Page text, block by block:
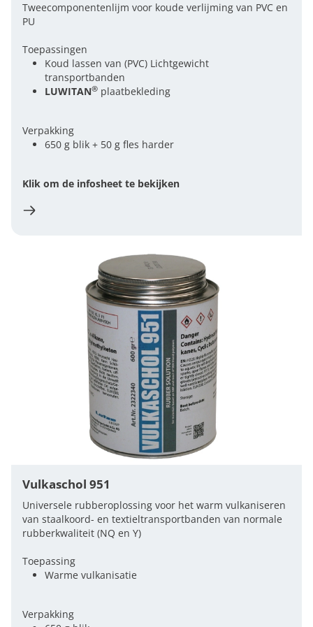
Tweecomponentenlijm voor koude verlijming van PVC en
PU
Toepassingen
Koud lassen van (PVC) Lichtgewicht
transportbanden
LUWITAN® plaatbekleding
Verpakking
650 g blik + 50 g fles harder
Klik om de infosheet te bekijken
Vulkaschol 951
Universele rubberoplossing voor het warm vulkaniseren
van staalkoord- en textieltransportbanden van normale
rubberkwaliteit (NQ en Y)
Toepassing
Warme vulkanisatie
Verpakking